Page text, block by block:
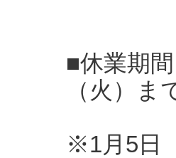
■休業期
（火）ま
※1月5日